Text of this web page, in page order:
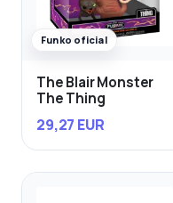
Funko oficial
The Blair Monster
The Thing
29,27 EUR